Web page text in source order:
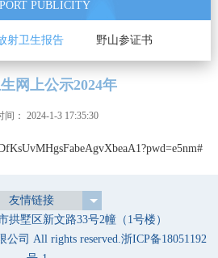
PUBLICITY
射卫生报告 野山参证书
网上公示2024年
间： 2024-1-3 17:35:30
友情链接
拱墅区新文路33号2幢（1号楼）
公司 All rights reserved.浙ICP备18051192